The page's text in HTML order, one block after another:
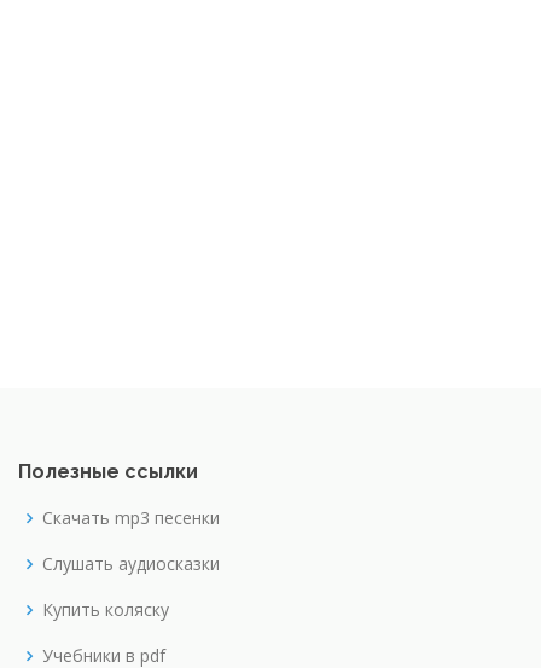
Полезные ссылки
Скачать mp3 песенки
Слушать аудиосказки
Купить коляску
Учебники в pdf